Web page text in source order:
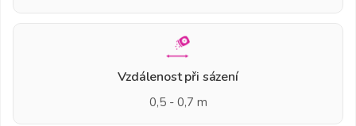
Vzdálenost při sázení
0,5 - 0,7 m